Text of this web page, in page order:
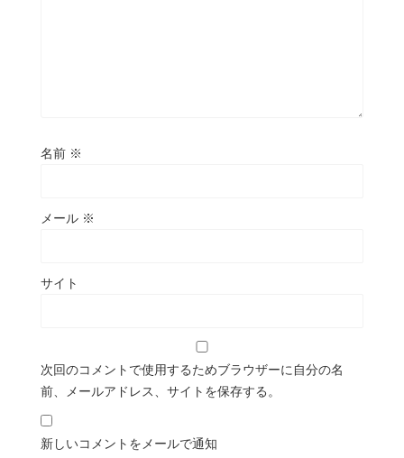
名前 ※
メール ※
サイト
次回のコメントで使用するためブラウザーに自分の名
前、メールアドレス、サイトを保存する。
新しいコメントをメールで通知